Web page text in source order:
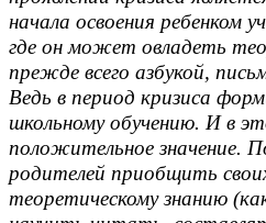
начала освоения ребенком
где он может овладеть
прежде всего азбукой,
Ведь в период кризиса
школьному обучению. И в
положительное значение.
родителей приобщить
теоретическому знанию